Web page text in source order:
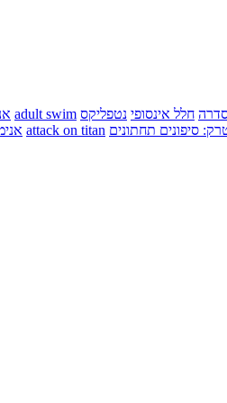
חלל אינסופי נטפליקס adult swim
סיפונים תחתונים attack on titan